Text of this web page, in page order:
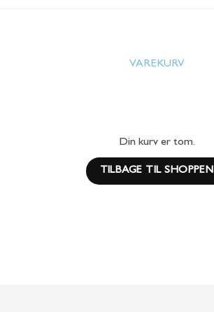
VAREKURV
Din kurv er tom.
TILBAGE TIL SHOPPEN